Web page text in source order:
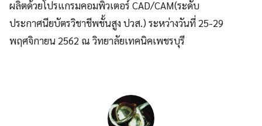
ผลิตด้วยโปรแกรมคอมพิวเตอร์ CAD/CAM(ระดับ
ประกาศนียบัตรวิชาชีพชั้นสูง ปวส.) ระหว่างวันที่ 25-29
พฤศจิกายน 2562 ณ วิทยาลัยเทคนิคเพชรบุรี